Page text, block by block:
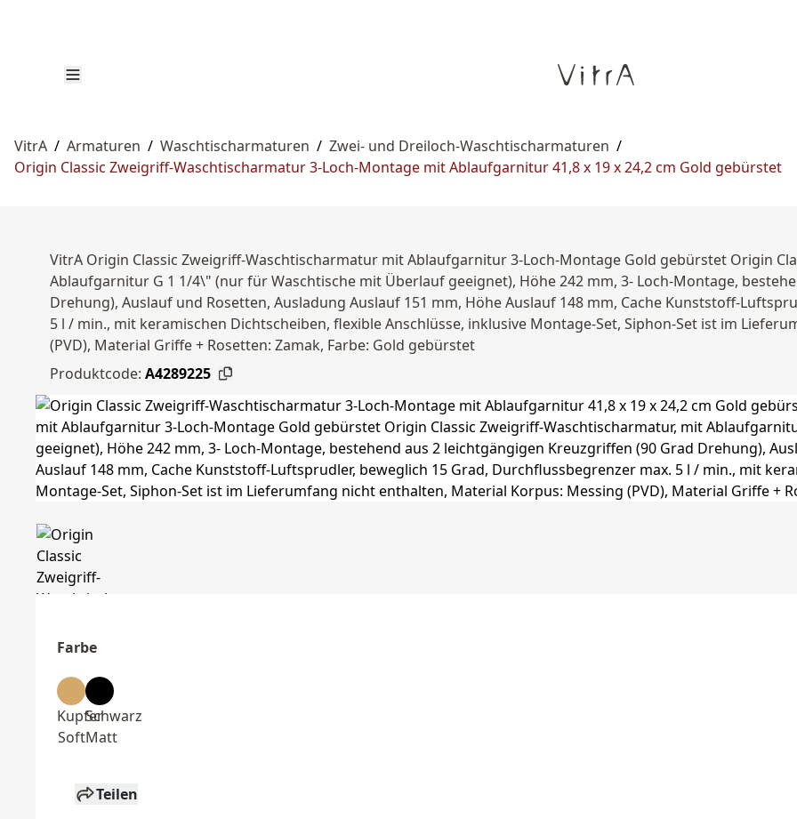
VitrA / Armaturen / Waschtischarmaturen / Zwei- und Dreiloch-Waschtischarmaturen /
Origin Classic Zweigriff-Waschtischarmatur 3-Loch-Montage mit Ablaufgarnitur 41,8 x 19 x 24,2 cm Gold gebürstet
VitrA Origin Classic Zweigriff-Waschtischarmatur mit Ablaufgarnitur 3-Loch-Montage Gold gebürstet Origin
Ablaufgarnitur G 1 1/4\" (nur für Waschtische mit Überlauf geeignet), Höhe 242 mm, 3- Loch-Montage,
Drehung), Auslauf und Rosetten, Ausladung Auslauf 151 mm, Höhe Auslauf 148 mm, Cache Kunststoff-
5 l / min., mit keramischen Dichtscheiben, flexible Anschlüsse, inklusive Montage-Set, Siphon-Set ist im
(PVD), Material Griffe + Rosetten: Zamak, Farbe: Gold gebürstet
Produktcode: A4289225
Farbe
Kupfer
Soft
Schwarz
Matt
Teilen